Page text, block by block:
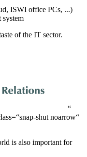
ISWI office PCs, ...)
system
of the IT sector.
“
shut noarrow“
is also important for